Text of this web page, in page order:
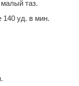
таз.
140 уд. в мин.